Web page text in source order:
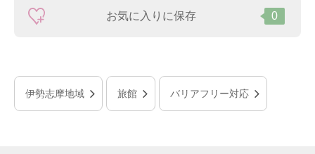
お気に入りに保存 0
伊勢志摩地域 旅館 バリアフリー対応